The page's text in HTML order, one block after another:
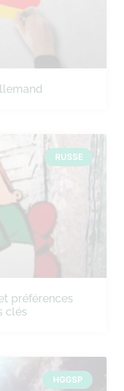
RUSSE
préférences
clés
HGGSP